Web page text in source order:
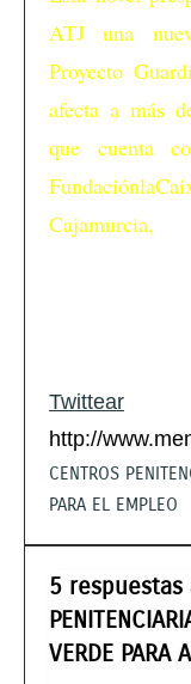
ATJ una
Proyecto
afecta a más
que cuenta
Cajamurcia,
Twittear
http://
CENTROS
PARA EL EMPLEO
5 respuestas
VERDE PARA